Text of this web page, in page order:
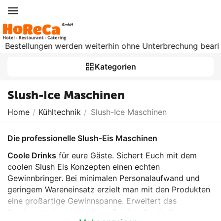
werden weiterhin ohne Unterbrechung bearbeitet.
Kategorien
Slush-Ice Maschinen
Home / Kühltechnik / Slush-Ice Maschinen
Die professionelle Slush-Eis Maschinen
Coole Drinks für eure Gäste. Sichert Euch mit dem
coolen Slush Eis Konzepten einen echten
Gewinnbringer. Bei minimalen Personalaufwand und
geringem Wareneinsatz erzielt man mit den Produkten
eine großartige Gewinnspanne. Erweitert das